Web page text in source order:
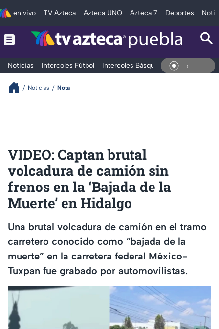
en vivo TV Azteca Azteca UNO Azteca 7 Deportes
Noticias Intercoles Fútbol Intercoles Básquetbol DeportesEn Vivo
Noticias Nota
VIDEO: Captan brutal
volcadura de camión sin
frenos en la ‘Bajada de la
Muerte’ en Hidalgo
Una brutal volcadura de camión en el tramo
carretero conocido como “bajada de la
muerte” en la carretera federal México-
Tuxpan fue grabado por automovilistas.